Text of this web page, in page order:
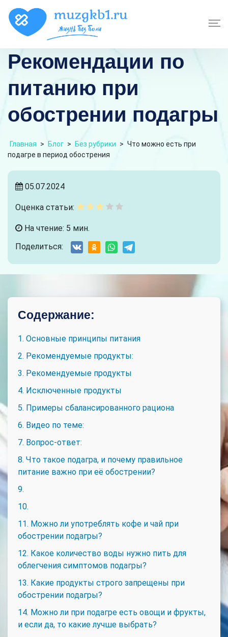
Рекомендации по
питанию при
обострении подагры
Главная > Блог > Без рубрики > Что можно есть при
подагре в период обострения
05.07.2024
Оценка статьи:
На чтение: 5 мин.
Поделиться:
Содержание:
1. Основные принципы питания
2. Рекомендуемые продукты:
3. Рекомендуемые продукты
4. Исключенные продукты
5. Примеры сбалансированного рациона
6. Видео по теме:
7. Вопрос-ответ:
8. Что такое подагра, и почему правильное
питание важно при её обострении?
9.
10.
11. Можно ли употреблять кофе и чай при
обострении подагры?
12. Какое количество воды нужно пить для
облегчения симптомов подагры?
13. Какие продукты строго запрещены при
обострении подагры?
14. Можно ли при подагре есть овощи и фрукты,
и если да, то какие лучше выбрать?